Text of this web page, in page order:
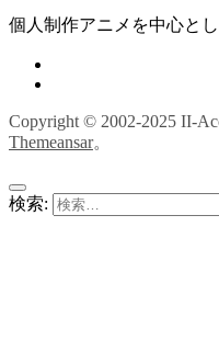
個人制作アニメを中心と
Copyright © 2002-2025 II-
Themeansar。
検索: